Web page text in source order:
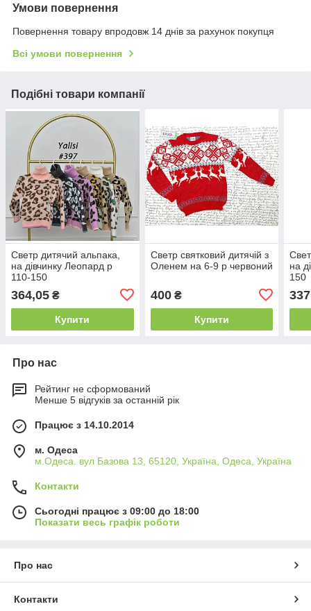
Умови повернення
Повернення товару впродовж 14 днів за рахунок покупця
Всі умови повернення
Подібні товари компанії
Светр дитячий альпака,
на дівчинку Леопард р
110-150
364,05 ₴
Купити
Светр святковий дитячій з
Оленем на 6-9 р червоний
400₴
Купити
на
150
Про нас
Рейтинг не сформований
Менше 5 відгуків за останній рік
Працює з 14.10.2014
м. Одеса
м.Одеса. вул Базова 13, 65120, Україна, Одеса, Україна
Контакти
Сьогодні працює з 09:00 до 18:00
Показати весь графік роботи
Про нас
Контакти